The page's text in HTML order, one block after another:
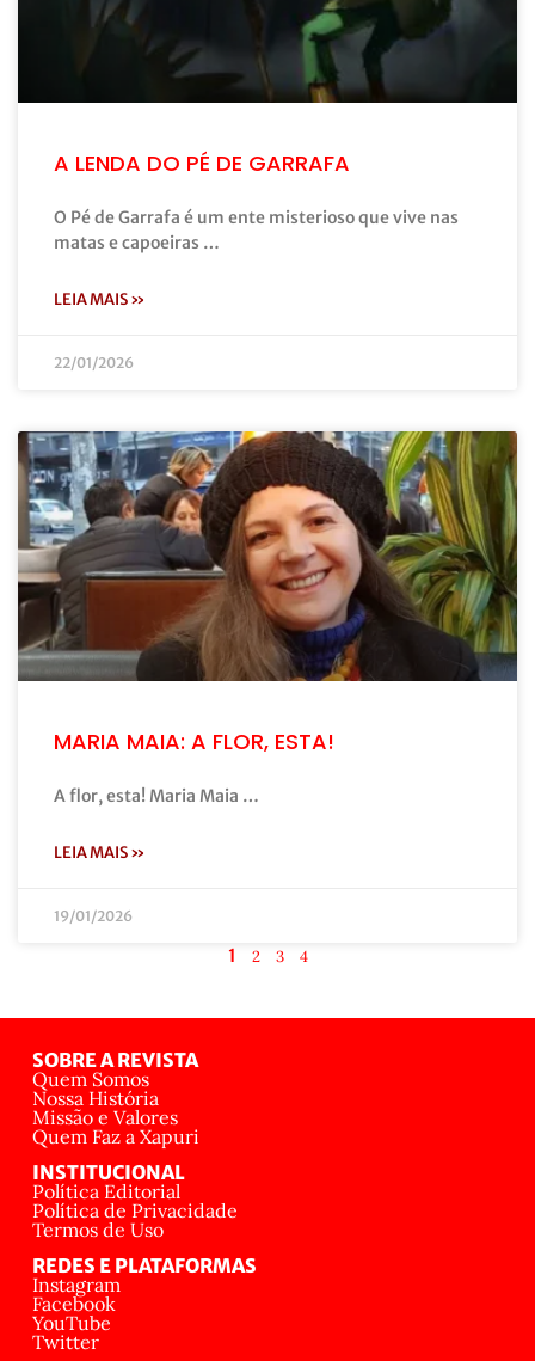
A LENDA DO PÉ DE GARRAFA
O Pé de Garrafa é um ente misterioso que vive nas
matas e capoeiras …
LEIA MAIS »
22/01/2026
MARIA MAIA: A FLOR, ESTA!
A flor, esta! Maria Maia …
LEIA MAIS »
19/01/2026
1 2 3 4
SOBRE A REVISTA
Quem Somos
Nossa História
Missão e Valores
Quem Faz a Xapuri
INSTITUCIONAL
Política Editorial
Política de Privacidade
Termos de Uso
REDES E PLATAFORMAS
Instagram
Facebook
YouTube
Twitter